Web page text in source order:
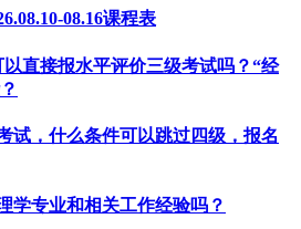
08.16课程表
直接报水平评价三级考试吗？“经
试，什么条件可以跳过四级，报名
学专业和相关工作经验吗？